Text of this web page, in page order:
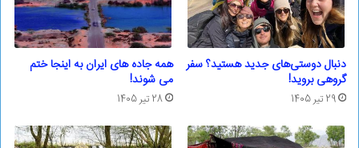
دنبال دوستی‌های جدید هستید؟ سفر
گروهی بروید!
29 تیر 1405
همه جاده های ایران به اینجا ختم
می شوند!
28 تیر 1405